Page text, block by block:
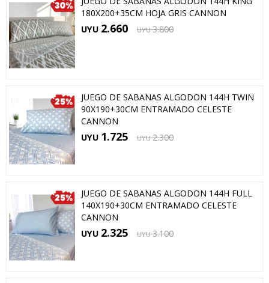
180X200+35CM HOJA GRIS CANNON
UYU 2.660 UYU 3.800
JUEGO DE SABANAS ALGODON 144H TWIN
90X190+30CM ENTRAMADO CELESTE
CANNON
UYU 1.725 UYU 2.300
JUEGO DE SABANAS ALGODON 144H FULL
140X190+30CM ENTRAMADO CELESTE
CANNON
UYU 2.325 UYU 3.100